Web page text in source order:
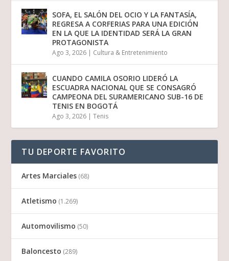
SOFA, EL SALÓN DEL OCIO Y LA FANTASÍA,
REGRESA A CORFERIAS PARA UNA EDICIÓN
EN LA QUE LA IDENTIDAD SERÁ LA GRAN
PROTAGONISTA
Ago 3, 2026 | Cultura & Entretenimiento
CUANDO CAMILA OSORIO LIDERÓ LA
ESCUADRA NACIONAL QUE SE CONSAGRÓ
CAMPEONA DEL SURAMERICANO SUB-16 DE
TENIS EN BOGOTÁ
Ago 3, 2026 |Tenis
TU DEPORTE FAVORITO
Artes Marciales (68)
Atletismo (1.269)
Automovilismo (50)
Baloncesto (289)